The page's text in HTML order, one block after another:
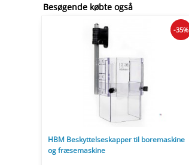
Besøgende købte også
HBM Beskyttelseskapper til boremaskine
og fræsemaskine
-35%